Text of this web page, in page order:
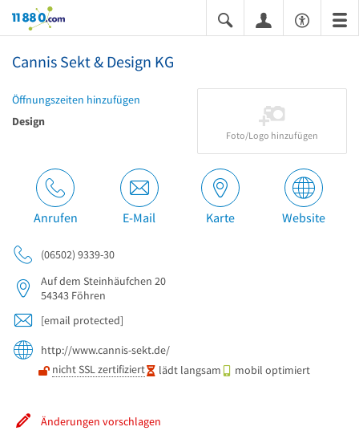
11880.com
Cannis Sekt & Design KG
Öffnungszeiten hinzufügen
Design
Foto/Logo hinzufügen
Anrufen E-Mail Karte Website
(06502) 9339-30
Auf dem Steinhäufchen 20
54343 Föhren
[email protected]
http://www.cannis-sekt.de/
nicht SSL zertifiziert
lädt langsam mobil optimiert
Änderungen vorschlagen